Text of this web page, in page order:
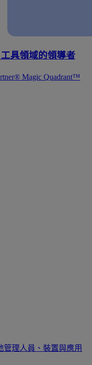
具領域的領導者
Magic Quadrant™
管理人員、裝置與應用